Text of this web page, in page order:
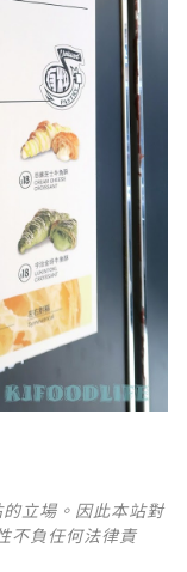
立場。因此本站對
不負任何法律責